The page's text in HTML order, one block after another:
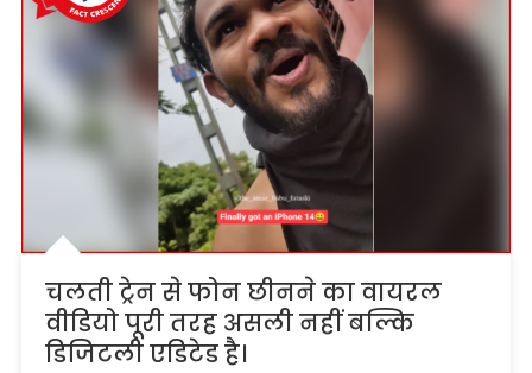
चलती ट्रेन से फोन छीनने का वायरल
वीडियो पूरी तरह असली नहीं बल्कि
डिजिटली एडिटेड है।